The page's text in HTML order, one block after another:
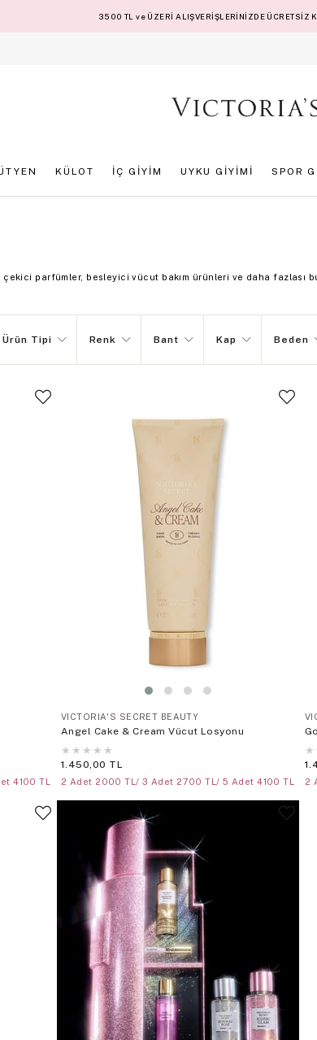
3500 TL ve ÜZERİ ALIŞVERİŞLERİNİZDE ÜCRETSİZ
KÜLOT İÇ GİYİM UYKU GİYİMİ SPOR
çekici parfümler, besleyici vücut bakım ürünleri ve daha fazlası
Ürün Tipi Renk Bant Kap Beden
4100 TL
VICTORIA'S SECRET BEAUTY
Angel Cake & Cream Vücut Losyonu
★ ★ ★ ★ ★
1.450,00 TL
2 Adet 2000 TL/ 3 Adet 2700 TL/ 5 Adet 4100 TL
★
2